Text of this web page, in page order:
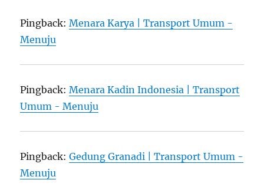
Pingback:Menara Karya | Transport Umum -
Menuju
Pingback:Menara Kadin Indonesia | Transport
Umum - Menuju
Pingback:Gedung Granadi | Transport Umum -
Menuju